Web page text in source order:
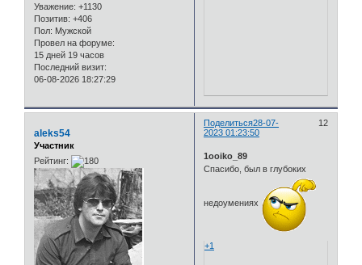
Уважение: +1130
Позитив: +406
Пол: Мужской
Провел на форуме:
15 дней 19 часов
Последний визит:
06-08-2026 18:27:29
Поделиться 12
28-07-
2023 01:23:50
aleks54
Участник
Рейтинг:
1ooiko_89
Спасибо, был в глубоких
недоумениях
+1